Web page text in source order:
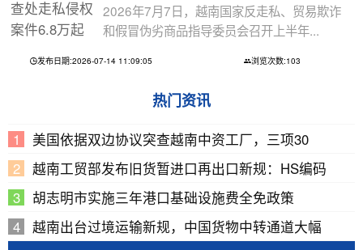
2026年7月7日，越南国家反走私、贸易欺诈
和假冒伪劣商品指导委员会召开上半年...
发布日期:2026-07-14 11:09:05 浏览次数:103
热门资讯
美国依据双边协议突查越南中资工厂，三项30
越南工贸部发布旧货暂进口再出口新规：HS编码
胡志明市实施三年港口基础设施费全免政策
越南出台过境运输新规，中国货物中转通道大幅